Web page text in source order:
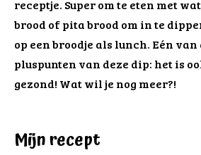
receptje. Super om te eten met
brood of pita brood om in te
op een broodje als lunch. Eén van
pluspunten van deze dip: het is
gezond! Wat wil je nog meer?!
Mijn recept